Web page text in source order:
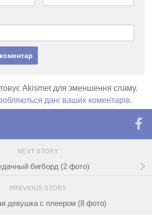
Akismet для зменшення спаму.
дані ваших коментарів.
NEXT STORY
бигборд (2 фото)
PREVIOUS STORY
девушка с плеером (8 фото)